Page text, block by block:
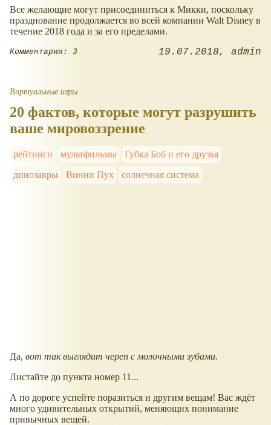
Все желающие могут присоединиться к Микки, поскольку
празднование продолжается во всей компании Walt Disney в
течение 2018 года и за его пределами.
Комментарии: 3 19.07.2018 admin
Виртуальные игры
20 фактов, которые могут разрушить
ваше мировоззрение
рейтинги мультфильмы
Губка Боб и его друзья
динозавры
Винни Пух солнечная система
Да, вот так выглядит череп с молочными зубами.
Листайте до пункта номер 11...
А по дороге успейте поразиться и другим вещам! Вас ждёт
много удивительных открытий, меняющих понимание
привычных вещей.